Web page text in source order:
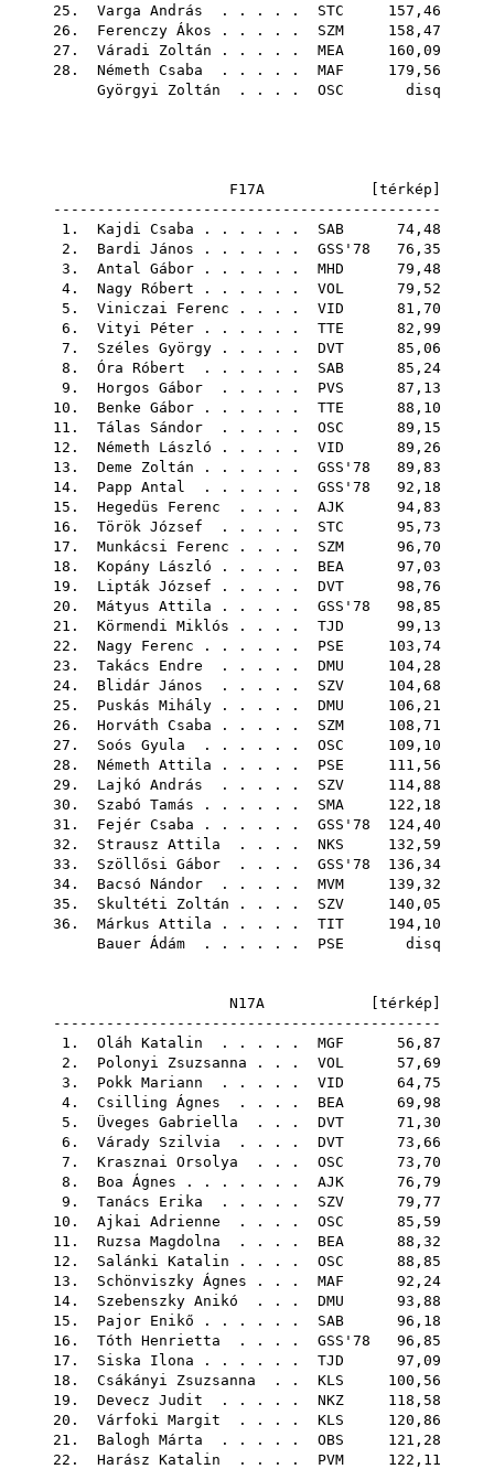
25. Varga András . . . . . STC 157,46
26. Ferenczy Ákos . . . . . SZM 158,47
27. Váradi Zoltán . . . . . MEA 160,09
28. Németh Csaba . . . . . MAF 179,56
Györgyi Zoltán . . . . OSC disq
F17A [ térkép
--------------------------------------------
1. Kajdi Csaba . . . . . . SAB 74,48
2. Bardi János . . . . . . GSS'78 76,35
3. Antal Gábor . . . . . . MHD 79,48
4. Nagy Róbert . . . . . . VOL 79,52
5. Viniczai Ferenc . . . . VID 81,70
6. Vityi Péter . . . . . . TTE 82,99
7. Széles György . . . . . DVT 85,06
8. Óra Róbert . . . . . . SAB 85,24
9. Horgos Gábor . . . . . PVS 87,13
10. Benke Gábor . . . . . . TTE 88,10
11. Tálas Sándor . . . . . OSC 89,15
12. Németh László . . . . . VID 89,26
13. Deme Zoltán . . . . . . GSS'78 89,83
14. Papp Antal . . . . . . GSS'78 92,18
15. Hegedüs Ferenc . . . . AJK 94,83
16. Török József . . . . . STC 95,73
17. Munkácsi Ferenc . . . . SZM 96,70
18. Kopány László . . . . . BEA 97,03
19. Lipták József . . . . . DVT 98,76
20. Mátyus Attila . . . . . GSS'78 98,85
21. Körmendi Miklós . . . . TJD 99,13
22. Nagy Ferenc . . . . . . PSE 103,74
23. Takács Endre . . . . . DMU 104,28
24. Blidár János . . . . . SZV 104,68
25. Puskás Mihály . . . . . DMU 106,21
26. Horváth Csaba . . . . . SZM 108,71
27. Soós Gyula . . . . . . OSC 109,10
28. Németh Attila . . . . . PSE 111,56
29. Lajkó András . . . . . SZV 114,88
30. Szabó Tamás . . . . . . SMA 122,18
31. Fejér Csaba . . . . . . GSS'78 124,40
32. Strausz Attila . . . . NKS 132,59
33. Szöllősi Gábor . . . . GSS'78 136,34
34. Bacsó Nándor . . . . . MVM 139,32
35. Skultéti Zoltán . . . . SZV 140,05
36. Márkus Attila . . . . . TIT 194,10
Bauer Ádám . . . . . . PSE disq
N17A [ térkép
--------------------------------------------
1. Oláh Katalin . . . . . MGF 56,87
2. Polonyi Zsuzsanna . . . VOL 57,69
3. Pokk Mariann . . . . . VID 64,75
4. Csilling Ágnes . . . . BEA 69,98
5. Üveges Gabriella . . . DVT 71,30
6. Várady Szilvia . . . . DVT 73,66
7. Krasznai Orsolya . . . OSC 73,70
8. Boa Ágnes . . . . . . . AJK 76,79
9. Tanács Erika . . . . . SZV 79,77
10. Ajkai Adrienne . . . . OSC 85,59
11. Ruzsa Magdolna . . . . BEA 88,32
12. Salánki Katalin . . . . OSC 88,85
13. Schönviszky Ágnes . . . MAF 92,24
14. Szebenszky Anikó . . . DMU 93,88
15. Pajor Enikő . . . . . . SAB 96,18
16. Tóth Henrietta . . . . GSS'78 96,85
17. Siska Ilona . . . . . . TJD 97,09
18. Csákányi Zsuzsanna . . KLS 100,56
19. Devecz Judit . . . . . NKZ 118,58
20. Várfoki Margit . . . . KLS 120,86
21. Balogh Márta . . . . . OBS 121,28
22. Harász Katalin . . . . PVM 122,11